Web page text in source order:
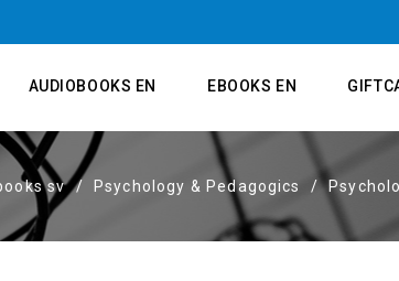
AUDIOBOOKS EN EBOOKS EN
sv Psychology & Pedagogics